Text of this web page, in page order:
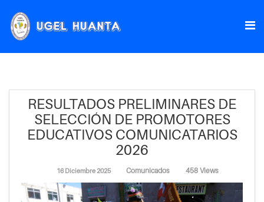
RESULTADOS PRELIMINARES DE
SELECCIÓN DE PROMOTORES
EDUCATIVOS COMUNICATARIOS
2026
16 Diciembre 2025 Comunicados 458 Views